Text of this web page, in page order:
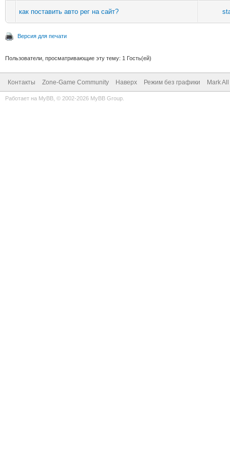
как поставить авто рег на сайт?
Версия для печати
Пользователи, просматривающие эту тему: 1 Гость(ей)
Контакты Zone-Game Community Наверх Режим без графики Mark
Работает на MyBB , © 2002-2026 MyBB Group